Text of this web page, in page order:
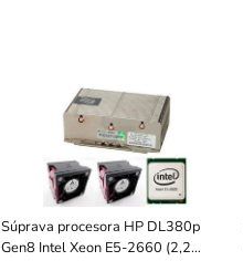
Súprava procesora HP DL380p
Gen8 Intel Xeon E5-2660 (2,2